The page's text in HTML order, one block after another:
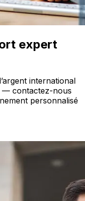
expert
international
— contactez-nous
personnalisé